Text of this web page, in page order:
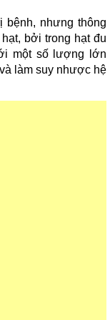
bệnh, nhưng thông
bởi trong hạt đu
một số lượng lớn
làm suy nhược hệ